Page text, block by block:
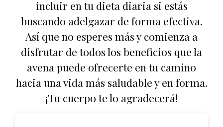
incluir en tu dieta diaria si estás
buscando adelgazar de forma efectiva.
Así que no esperes más y comienza a
disfrutar de todos los beneficios que la
avena puede ofrecerte en tu camino
hacia una vida más saludable y en forma.
¡Tu cuerpo te lo agradecerá!